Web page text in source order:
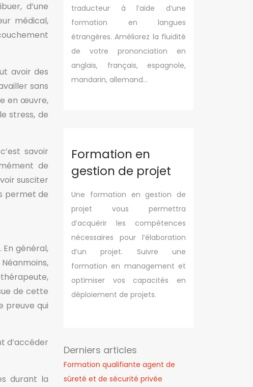
d’une
médical,
avoir des
sans
en œuvre,
stress, de
savoir
de
susciter
permet de
général,
de cette
preuve qui
d’accéder
durant la
traducteur à l’aide d’une
formation en langues
étrangères. Améliorez la fluidité
de votre prononciation en
anglais, français, espagnole,
mandarin, allemand…
Formation en
gestion de projet
Une formation en gestion de
projet vous permettra
d’acquérir les compétences
nécessaires pour l’élaboration
d’un projet. Suivre une
formation en management et
optimiser vos capacités en
déploiement de projets.
Derniers articles
Formation qualifiante agent de
sûreté et de sécurité privée